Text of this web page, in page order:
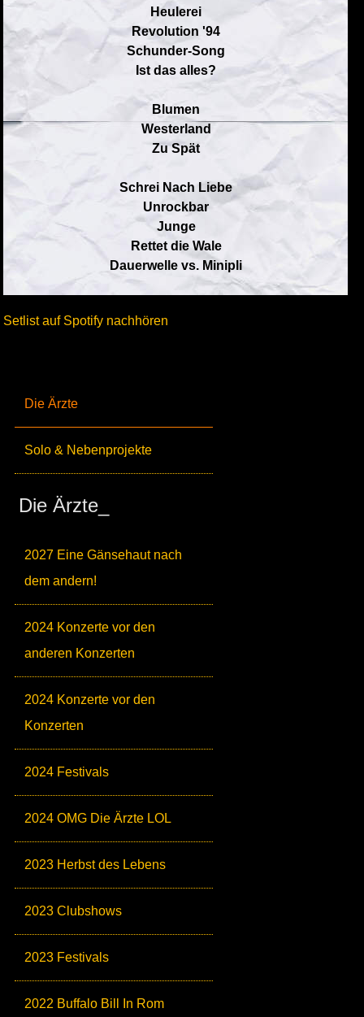
Die Ärzte
Solo & Nebenprojekte
Die Ärzte_
2027 Eine Gänsehaut nach
dem andern!
2024 Konzerte vor den
anderen Konzerten
2024 Konzerte vor den
Konzerten
2024 Festivals
2024 OMG Die Ärzte LOL
2023 Herbst des Lebens
2023 Clubshows
2023 Festivals
2022 Buffalo Bill In Rom
Heulerei
Revolution '94
Schunder-Song
Ist das alles?
Blumen
Westerland
Zu Spät
Schrei Nach Liebe
Unrockbar
Junge
Rettet die Wale
Dauerwelle vs. Minipli
Setlist auf Spotify nachhören